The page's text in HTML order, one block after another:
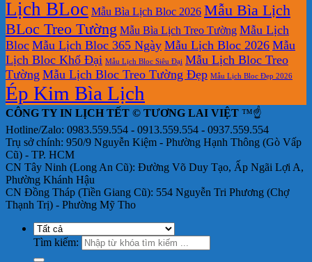
Lịch BLoc Mẫu Bìa Lịch Bloc 2026 Mẫu Bìa Lịch
BLoc Treo Tường Mẫu Bìa Lịch Treo Tường Mẫu Lịch
Bloc Mẫu Lịch Bloc 365 Ngày Mẫu Lịch Bloc 2026 Mẫu
Lịch Bloc Khổ Đại Mẫu Lịch Bloc Siêu Đại Mẫu Lịch Bloc Treo
Tường Mẫu Lịch Bloc Treo Tường Đẹp Mẫu Lịch Bloc Đẹp 2026
Ép Kim Bìa Lịch
CÔNG TY IN LỊCH TẾT © TƯƠNG LAI VIỆT ™☝️
Hotline/Zalo: 0983.559.554 - 0913.559.554 - 0937.559.554
Trụ sở chính: 950/9 Nguyễn Kiệm - Phường Hạnh Thông (Gò Vấp
Cũ) - TP. HCM
CN Tây Ninh (Long An Cũ): Đường Võ Duy Tạo, Ấp Ngãi Lợi A,
Phường Khánh Hậu
CN Đồng Tháp (Tiền Giang Cũ): 554 Nguyễn Tri Phương (Chợ
Thạnh Trị) - Phường Mỹ Tho
Tìm kiếm: